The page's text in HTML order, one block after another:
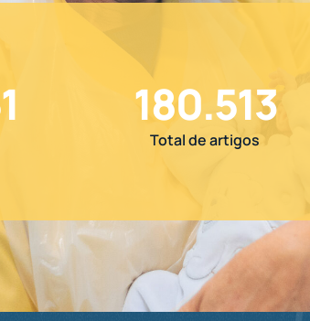
Total de artigos
180.513